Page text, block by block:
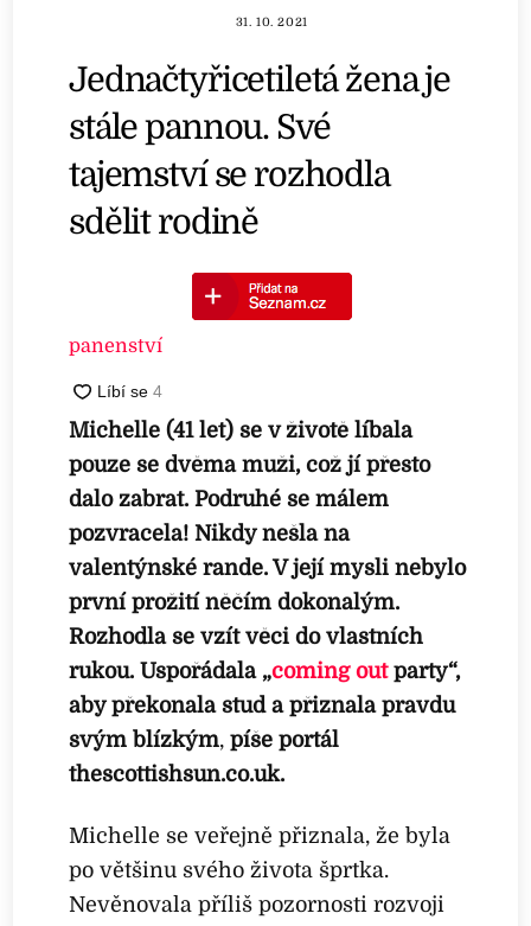
31. 10. 2021
Jednačtyřicetiletá žena je
stále pannou. Své
tajemství se rozhodla
sdělit rodině
panenství
Michelle (41 let) se v životě líbala
pouze se dvěma muži, což jí přesto
dalo zabrat. Podruhé se málem
pozvracela! Nikdy nešla na
valentýnské rande. V její mysli nebylo
první prožití něčím dokonalým.
Rozhodla se vzít věci do vlastních
rukou. Uspořádala „coming outparty“,
aby překonala stud a přiznala pravdu
svým blízkým,píše portál
thescottishsun.co.uk.
Michelle se veřejně přiznala, že byla
po většinu svého života šprtka.
Nevěnovala příliš pozornosti rozvoji